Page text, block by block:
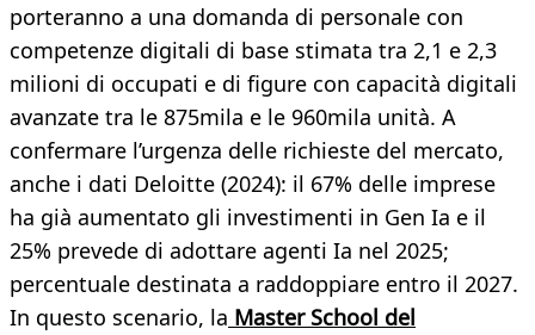
porteranno a una domanda di personale con
competenze digitali di base stimata tra 2,1 e 2,3
milioni di occupati e di figure con capacità digitali
avanzate tra le 875mila e le 960mila unità. A
confermare l’urgenza delle richieste del mercato,
anche i dati Deloitte (2024): il 67% delle imprese
ha già aumentato gli investimenti in Gen Ia e il
25% prevede di adottare agenti Ia nel 2025;
percentuale destinata a raddoppiare entro il 2027.
In questo scenario, la Master School del